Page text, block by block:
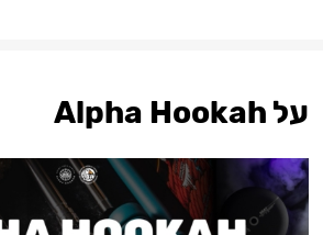
על Alpha Hookah